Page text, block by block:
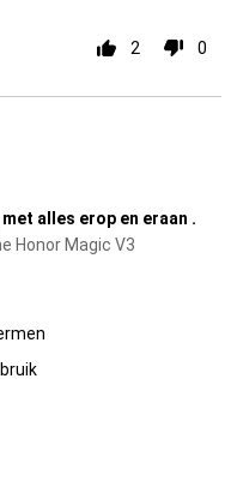
2 0
alles erop en eraan .
Honor Magic V3